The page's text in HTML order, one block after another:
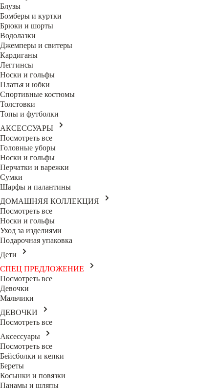
Блузы
Бомберы и куртки
Брюки и шорты
Водолазки
Джемперы и свитеры
Кардиганы
Леггинсы
Носки и гольфы
Платья и юбки
Спортивные костюмы
Толстовки
Топы и футболки
АКСЕССУАРЫ
Посмотреть все
Головные уборы
Носки и гольфы
Перчатки и варежки
Сумки
Шарфы и палантины
ДОМАШНЯЯ КОЛЛЕКЦИЯ
Посмотреть все
Носки и гольфы
Уход за изделиями
Подарочная упаковка
Дети
СПЕЦ ПРЕДЛОЖЕНИЕ
Посмотреть все
Девочки
Мальчики
ДЕВОЧКИ
Посмотреть все
Аксессуары
Посмотреть все
Бейсболки и кепки
Береты
Косынки и повязки
Панамы и шляпы